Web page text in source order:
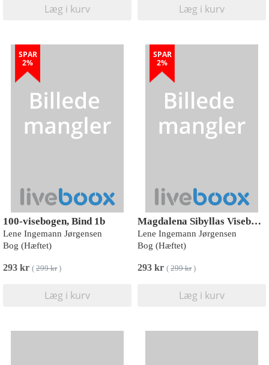
Læg i kurv Læg i kurv
SPAR
2%
100-visebogen, Bind 1b
Lene Ingemann Jørgensen
Bog (Hæftet)
293 kr ( 299 kr)
Læg i kurv
SPAR
2%
Magdalena Sibyllas Visebog, bind 3
Lene Ingemann Jørgensen
Bog (Hæftet)
293 kr ( 299 kr)
Læg i kurv